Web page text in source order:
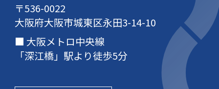
〒536-0022
大阪府大阪市城東区永田3-14-10
大阪メトロ中央線
「深江橋」駅より徒歩5分